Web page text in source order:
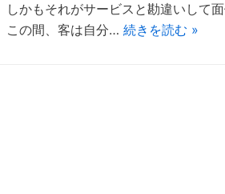
しかもそれがサービスと勘違いして
この間、客は自分… 続きを読む »